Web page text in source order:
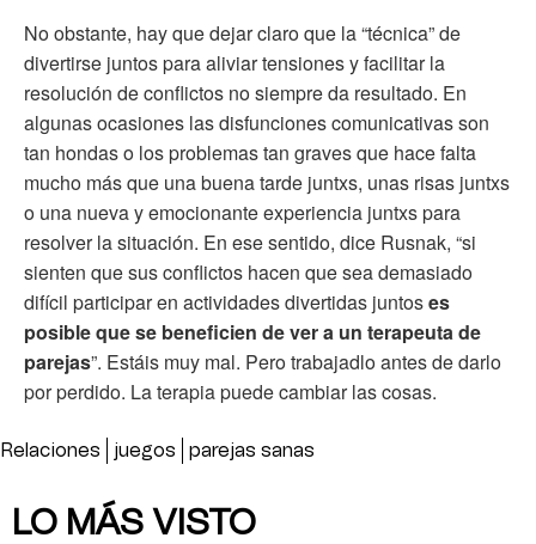
No obstante, hay que dejar claro que la “técnica” de
divertirse juntos para aliviar tensiones y facilitar la
resolución de conflictos no siempre da resultado. En
algunas ocasiones las disfunciones comunicativas son
tan hondas o los problemas tan graves que hace falta
mucho más que una buena tarde juntxs, unas risas juntxs
o una nueva y emocionante experiencia juntxs para
resolver la situación. En ese sentido, dice Rusnak, “si
sienten que sus conflictos hacen que sea demasiado
difícil participar en actividades divertidas juntoses
posible que se beneficien de ver a un terapeuta de
parejas”. Estáis muy mal. Pero trabajadlo antes de darlo
por perdido. La terapia puede cambiar las cosas.
Relaciones juegos parejas sanas
LO MÁS VISTO